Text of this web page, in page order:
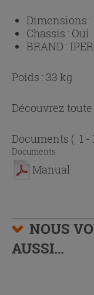
Dimensions :
Chassis : Oui
BRAND :
Poids : 33 kg
Découvrez
Documents ( 1 -
Documents
Manual
NOUS
AUSSI…